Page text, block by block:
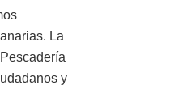
La
y